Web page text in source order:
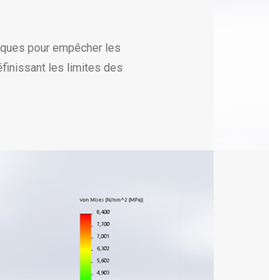
pour empêcher les
les limites des